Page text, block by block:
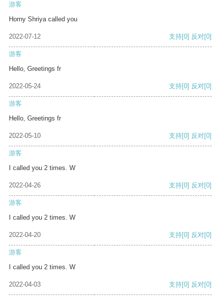
游客
Horny Shriya called you
2022-07-12 支持[0] 反对[0]
游客
Hello, Greetings fr
2022-05-24 支持[0] 反对[0]
游客
Hello, Greetings fr
2022-05-10 支持[0] 反对[0]
游客
I called you 2 times. W
2022-04-26 支持[0] 反对[0]
游客
I called you 2 times. W
2022-04-20 支持[0] 反对[0]
游客
I called you 2 times. W
2022-04-03 支持[0] 反对[0]